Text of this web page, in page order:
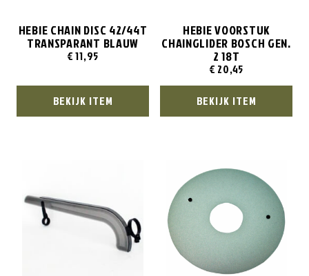
HEBIE CHAIN DISC 42/44T
TRANSPARANT BLAUW
€11,95
BEKIJK ITEM
HEBIE VOORSTUK
CHAINGLIDER BOSCH GEN.
2 18T
€ 20,45
BEKIJK ITEM